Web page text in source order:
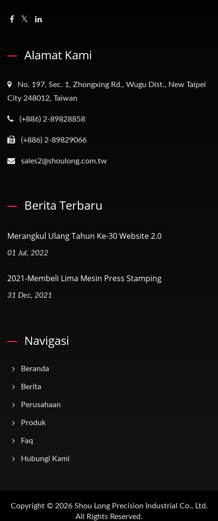
Alamat Kami
No. 197, Sec. 1, Zhongxing Rd., Wugu Dist., New Taipei
City 248012, Taiwan
(+886) 2-89828858
(+886) 2-89829066
sales2@shoulong.com.tw
Berita Terbaru
Merangkul Ulang Tahun Ke-30 Website 2.0
01 Jul, 2022
2021-Membeli Lima Mesin Press Stamping
31 Dec, 2021
Navigasi
Beranda
Berita
Perusahaan
Produk
Faq
Hubungi Kami
Copyright © 2026 Shou Long Precision Industrial Co., Ltd.
All Rights Reserved.